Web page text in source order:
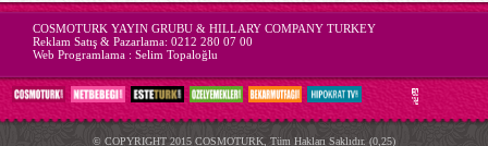
COSMOTURK YAYIN GRUBU & HILLARY COMPANY TURKEY
Reklam Satış & Pazarlama: 0212 280 07 00
Web Programlama : Selim Topaloğlu
© COPYRIGHT 2015 COSMOTURK, Tüm Hakları Saklıdır. (0,25)